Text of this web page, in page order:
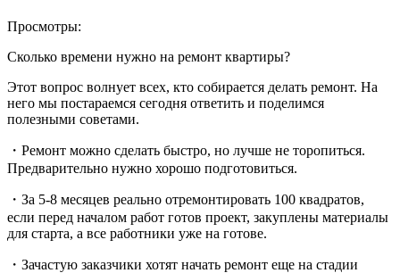
Просмотры:
Сколько времени нужно на ремонт квартиры?
Этот вопрос волнует всех, кто собирается делать ремонт. На
него мы постараемся сегодня ответить и поделимся
полезными советами.
・Ремонт можно сделать быстро, но лучше не торопиться.
Предварительно нужно хорошо подготовиться.
・За 5-8 месяцев реально отремонтировать 100 квадратов,
если перед началом работ готов проект, закуплены материалы
для старта, а все работники уже на готове.
・Зачастую заказчики хотят начать ремонт еще на стадии